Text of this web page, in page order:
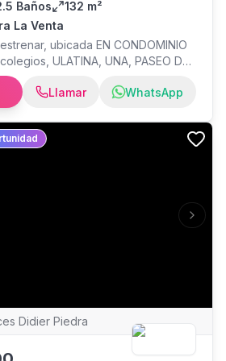
Baños
132 m²
La Venta
ubicada EN CONDOMINIO
ULATINA, UNA, PASEO DE
Llamar WhatsApp
Next
Didier Piedra